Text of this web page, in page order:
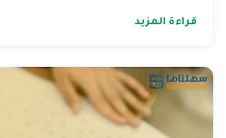
قراءة المزيد